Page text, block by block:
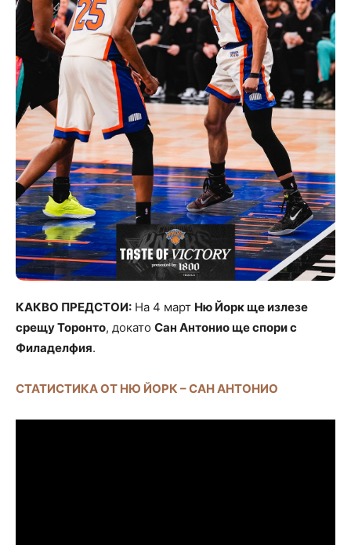
КАКВО ПРЕДСТОИ: На 4 март Ню Йорк ще излезе
срещу Торонто, докато Сан Антонио ще спори с
Филаделфия.
СТАТИСТИКА ОТ НЮ ЙОРК – САН АНТОНИО